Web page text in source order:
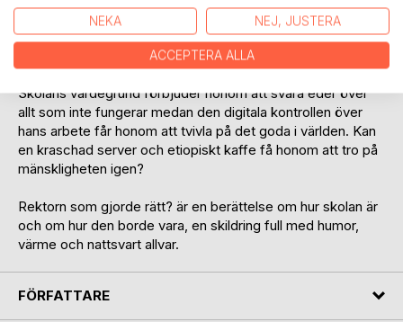
Skolvaktmästaren P.A. är bitter och har inget till övers för
pärmbärare, ingenjörer och lattedrickare. Enligt honom
slutade samhället att fungera när kokkaffet försvann.
Skolans värdegrund förbjuder honom att svära eder över
allt som inte fungerar medan den digitala kontrollen över
hans arbete får honom att tvivla på det goda i världen. Kan
en kraschad server och etiopiskt kaffe få honom att tro på
mänskligheten igen?
Rektorn som gjorde rätt? är en berättelse om hur skolan är
och om hur den borde vara, en skildring full med humor,
värme och nattsvart allvar.
FÖRFATTARE
NEKA NEJ, JUSTERA
ACCEPTERA ALLA